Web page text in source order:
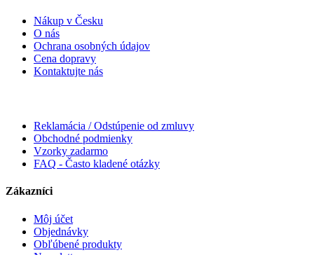
Nákup v Česku
O nás
Ochrana osobných údajov
Cena dopravy
Kontaktujte nás
Reklamácia / Odstúpenie od zmluvy
Obchodné podmienky
Vzorky zadarmo
FAQ - Často kladené otázky
Zákazníci
Môj účet
Objednávky
Obľúbené produkty